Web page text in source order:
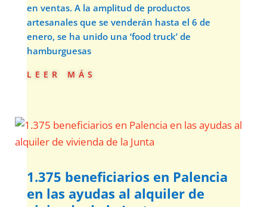
en ventas. A la amplitud de productos
artesanales que se venderán hasta el 6 de
enero, se ha unido una ‘food truck’ de
hamburguesas
leer más
1.375 beneficiarios en Palencia
en las ayudas al alquiler de